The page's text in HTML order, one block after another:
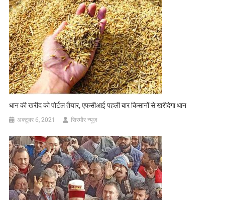
धान की खरीद को पोर्टल तैयार, एफसीआई पहली बार किसानों से खरीदेगा धान
अक्टूबर 6, 2021 सिरमौर न्यूज़